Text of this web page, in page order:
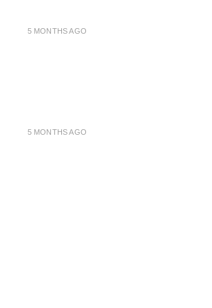
5 MONTHS AGO
5 MONTHS AGO